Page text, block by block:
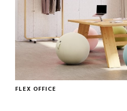
FLEX OFFICE